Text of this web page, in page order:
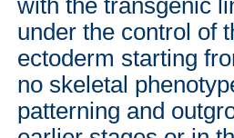
with the transgenic
under the control of
ectoderm starting
no skeletal
patterning and